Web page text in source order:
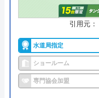
引用元：
水道局指定
ショールーム
専門協会加盟